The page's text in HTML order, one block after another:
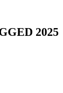
2025